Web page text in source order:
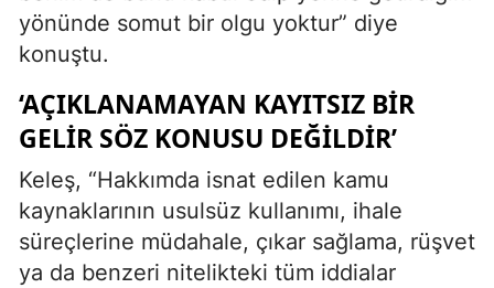
yönünde somut bir olgu yoktur” diye
konuştu.
‘AÇIKLANAMAYAN KAYITSIZ BİR
GELİR SÖZ KONUSU DEĞİLDİR’
Keleş, “Hakkımda isnat edilen kamu
kaynaklarının usulsüz kullanımı, ihale
süreçlerine müdahale, çıkar sağlama, rüşvet
ya da benzeri nitelikteki tüm iddialar